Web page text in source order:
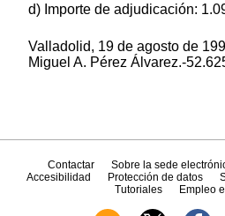
d) Importe de adjudicación:
Valladolid, 19 de agosto de
Miguel A. Pérez Álvarez.-
Contactar Sobre la sede
Accesibilidad
Protección de datos
Tutoriales
Empleo